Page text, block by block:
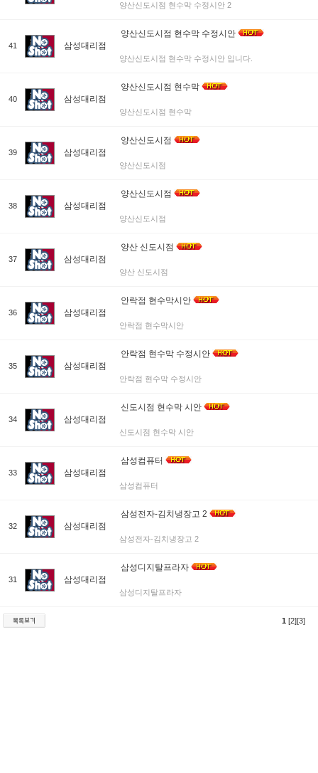
양산신도시점 현수막 수정시안 2
41 삼성대리점
양산신도시점 현수막 수정시안
양산신도시점 현수막 수정시안 입니다.
40 삼성대리점
양산신도시점 현수막
양산신도시점 현수막
39 삼성대리점
양산신도시점
양산신도시점
38 삼성대리점
양산신도시점
양산신도시점
37 삼성대리점
양산 신도시점
양산 신도시점
36 삼성대리점
안락점 현수막시안
안락점 현수막시안
35 삼성대리점
안락점 현수막 수정시안
안락점 현수막 수정시안
34 삼성대리점
신도시점 현수막 시안
신도시점 현수막 시안
33 삼성대리점
삼성컴퓨터
삼성컴퓨터
32 삼성대리점
삼성전자-김치냉장고 2
삼성전자-김치냉장고 2
31 삼성대리점
삼성디지탈프라자
삼성디지탈프라자
1 [2][3]